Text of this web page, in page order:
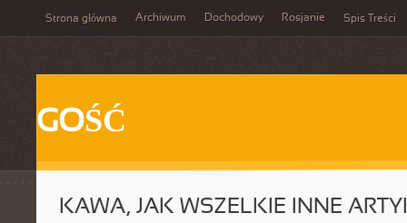
Strona główna Archiwum Dochodowy Rosjanie Spis Treści
GOŚĆ
KAWA, JAK WSZELKIE INNE